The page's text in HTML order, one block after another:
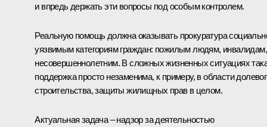
и впредь держать эти вопросы под особым контролем.
Реальную помощь должна оказывать прокуратура
уязвимым категориям граждан: пожилым людям, инвалидам,
несовершеннолетним. В сложных жизненных ситуациях
поддержка просто незаменима, к примеру, в области
строительства, защиты жилищных прав в целом.
Актуальная задача – надзор за деятельностью